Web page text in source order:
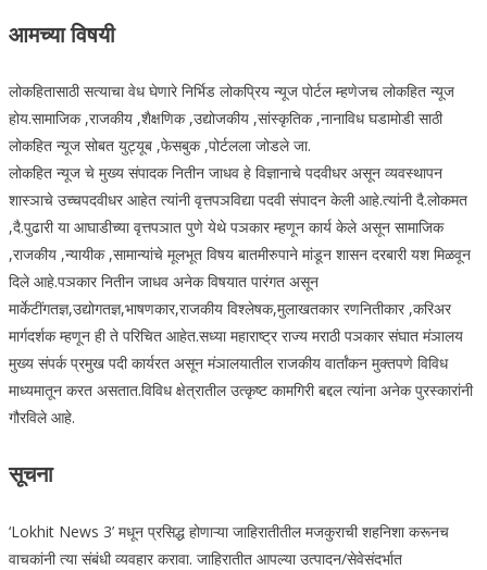
आमच्या विषयी
लोकहितासाठी सत्याचा वेध घेणारे निर्भिड लोकप्रिय न्यूज पोर्टल म्हणेजच लोकहित न्यूज
होय.सामाजिक ,राजकीय ,शैक्षणिक ,उद्योजकीय ,सांस्कृतिक ,नानाविध घडामोडी साठी
लोकहित न्यूज सोबत युट्यूब ,फेसबुक ,पोर्टलला जोडले जा.
लोकहित न्यूज चे मुख्य संपादक नितीन जाधव हे विज्ञानाचे पदवीधर असून व्यवस्थापन
शास्ञाचे उच्चपदवीधर आहेत त्यांनी वृत्तपञविद्या पदवी संपादन केली आहे.त्यांनी दै.लोकमत
,दै.पुढारी या आघाडीच्या वृत्तपञात पुणे येथे पञकार म्हणून कार्य केले असून सामाजिक
,राजकीय ,न्यायीक ,सामान्यांचे मूलभूत विषय बातमीरुपाने मांडून शासन दरबारी यश मिळवून
दिले आहे.पञकार नितीन जाधव अनेक विषयात पारंगत असून
मार्केटींगतज्ञ,उद्योगतज्ञ,भाषणकार,राजकीय विश्लेषक,मुलाखतकार रणनितीकार ,करिअर
मार्गदर्शक म्हणून ही ते परिचित आहेत.सध्या महाराष्ट्र राज्य मराठी पञकार संघात मंञालय
मुख्य संपर्क प्रमुख पदी कार्यरत असून मंञालयातील राजकीय वार्तांकन मुक्तपणे विविध
माध्यमातून करत असतात.विविध क्षेत्रातील उत्कृष्ट कामगिरी बद्दल त्यांना अनेक पुरस्कारांनी
गौरविले आहे.
सूचना
‘Lokhit News 3’ मधून प्रसिद्ध होणाऱ्या जाहिरातीतील मजकुराची शहनिशा करूनच
वाचकांनी त्या संबंधी व्यवहार करावा. जाहिरातीत आपल्या उत्पादन/सेवेसंदर्भात